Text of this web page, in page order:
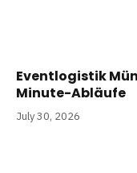
Eventlogistik
Minute-Abläufe
July 30, 2026